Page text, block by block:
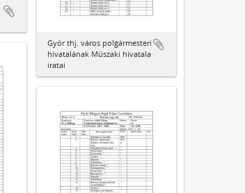
Győr thj. város polgármesteri
hivatalának Műszaki hivatala
iratai